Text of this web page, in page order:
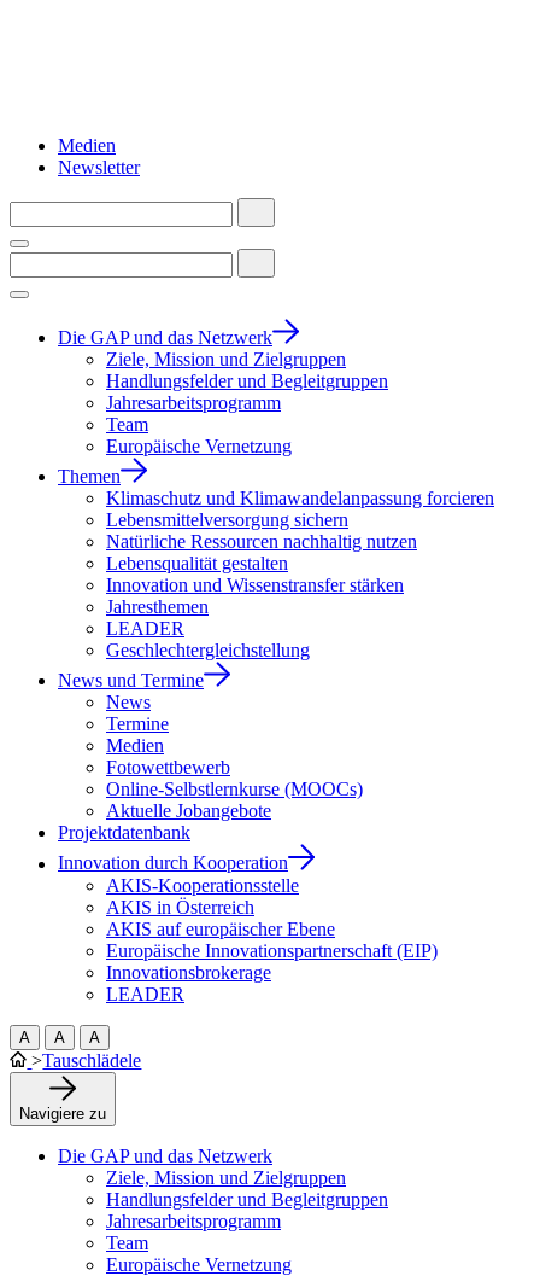
Medien
Newsletter
Die GAP und das Netzwerk
Ziele, Mission und Zielgruppen
Handlungsfelder und Begleitgruppen
Jahresarbeitsprogramm
Team
Europäische Vernetzung
Themen
Klimaschutz und Klimawandelanpassung forcieren
Lebensmittelversorgung sichern
Natürliche Ressourcen nachhaltig nutzen
Lebensqualität gestalten
Innovation und Wissenstransfer stärken
Jahresthemen
LEADER
Geschlechtergleichstellung
News und Termine
News
Termine
Medien
Fotowettbewerb
Online-Selbstlernkurse (MOOCs)
Aktuelle Jobangebote
Projektdatenbank
Innovation durch Kooperation
AKIS-Kooperationsstelle
AKIS in Österreich
AKIS auf europäischer Ebene
Europäische Innovationspartnerschaft (EIP)
Innovationsbrokerage
LEADER
A A A
>Tauschlädele
Navigiere zu
Die GAP und das Netzwerk
Ziele, Mission und Zielgruppen
Handlungsfelder und Begleitgruppen
Jahresarbeitsprogramm
Team
Europäische Vernetzung